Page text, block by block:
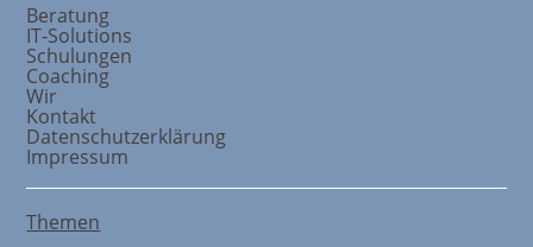
Beratung
IT-Solutions
Schulungen
Coaching
Wir
Kontakt
Datenschutzerklärung
Impressum
Themen